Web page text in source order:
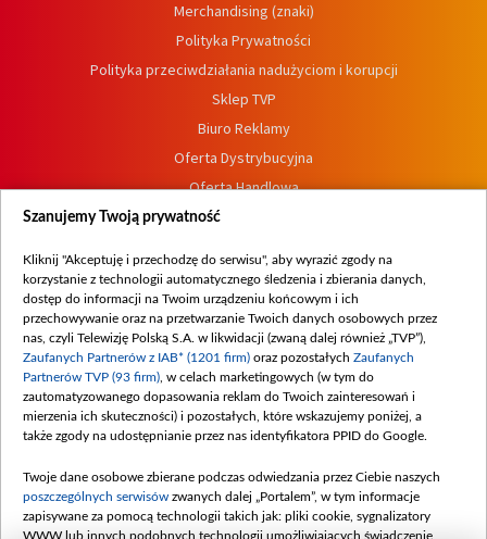
Merchandising (znaki)
Polityka Prywatności
Polityka przeciwdziałania nadużyciom i korupcji
Sklep TVP
Biuro Reklamy
Oferta Dystrybucyjna
Oferta Handlowa
Dostępność
Procedura zgłoszeń wewnętrznych
Szanujemy Twoją prywatność
Kliknij "Akceptuję i przechodzę do serwisu", aby wyrazić zgody na
korzystanie z technologii automatycznego śledzenia i zbierania danych,
dostęp do informacji na Twoim urządzeniu końcowym i ich
przechowywanie oraz na przetwarzanie Twoich danych osobowych przez
nas, czyli Telewizję Polską S.A. w likwidacji (zwaną dalej również „TVP”),
Zaufanych Partnerów z IAB* (1201 firm) oraz pozostałych Zaufanych
Partnerów TVP (93 firm) , w celach marketingowych (w tym do
zautomatyzowanego dopasowania reklam do Twoich zainteresowań i
mierzenia ich skuteczności) i pozostałych, które wskazujemy poniżej, a
także zgody na udostępnianie przez nas identyfikatora PPID do Google.
Twoje dane osobowe zbierane podczas odwiedzania przez Ciebie naszych
poszczególnych serwisów zwanych dalej „Portalem”, w tym informacje
zapisywane za pomocą technologii takich jak: pliki cookie, sygnalizatory
WWW lub innych podobnych technologii umożliwiających świadczenie